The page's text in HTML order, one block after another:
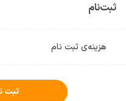
ثبت‌نام
هزینه‌ی ثبت نام
ثبت